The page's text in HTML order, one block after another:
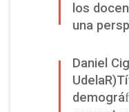
los
una
Daniel